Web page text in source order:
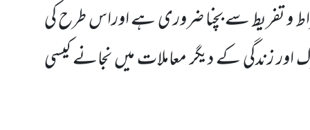
و تفریط سے بچنا ضروری ہے اوراس طرح کی
زندگی کے دیگر معاملات میں نجانے کیسی